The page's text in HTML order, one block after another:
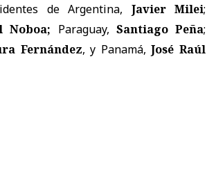
de Argentina, Javier Milei;
Noboa; Paraguay, Santiago Peña;
Fernández, y Panamá,José Raúl